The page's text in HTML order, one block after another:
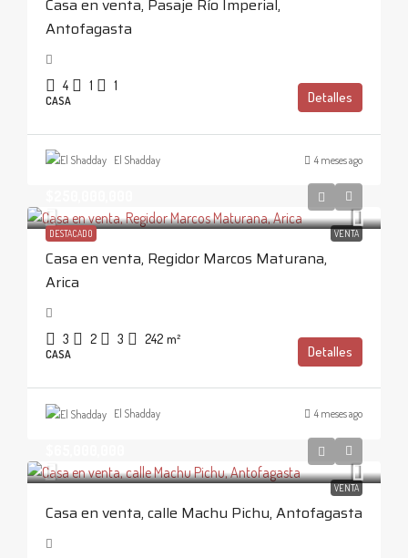
Casa en venta, Pasaje Río Imperial,
Antofagasta
4 1 1
CASA Detalles
El Shadday 4 meses ago
DESTACADO VENTA
Casa en venta, Regidor Marcos Maturana,
Arica
3 2 3 242 m²
CASA Detalles
El Shadday 4 meses ago
VENTA
Casa en venta, calle Machu Pichu, Antofagasta